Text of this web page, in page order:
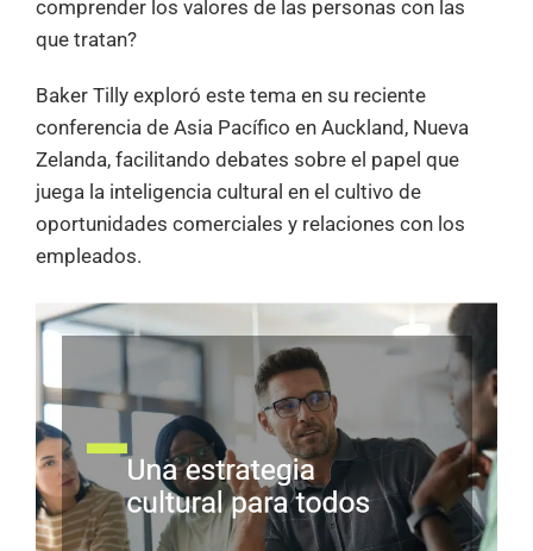
comprender los valores de las personas con las
que tratan?
Baker Tilly exploró este tema en su reciente
conferencia de Asia Pacífico en Auckland, Nueva
Zelanda, facilitando debates sobre el papel que
juega la inteligencia cultural en el cultivo de
oportunidades comerciales y relaciones con los
empleados.